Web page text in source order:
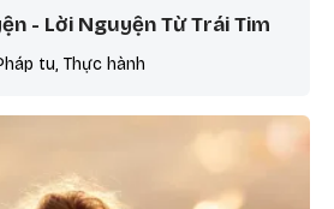
- Lời Nguyện Từ Trái Tim
tu, Thực hành